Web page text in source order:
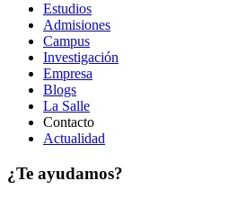
Estudios
Admisiones
Campus
Investigación
Empresa
Blogs
La Salle
Contacto
Actualidad
¿Te ayudamos?